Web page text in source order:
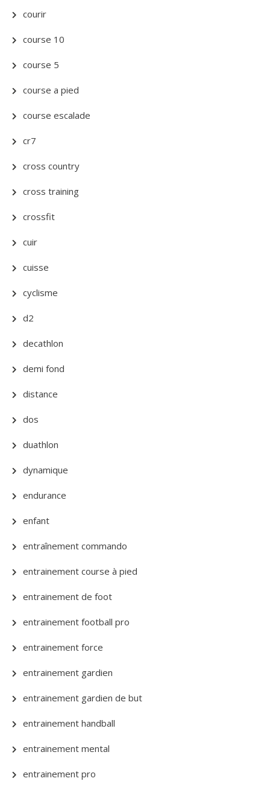
courir
course 10
course 5
course a pied
course escalade
cr7
cross country
cross training
crossfit
cuir
cuisse
cyclisme
d2
decathlon
demi fond
distance
dos
duathlon
dynamique
endurance
enfant
entraînement commando
entrainement course à pied
entrainement de foot
entrainement football pro
entrainement force
entrainement gardien
entrainement gardien de but
entrainement handball
entrainement mental
entrainement pro